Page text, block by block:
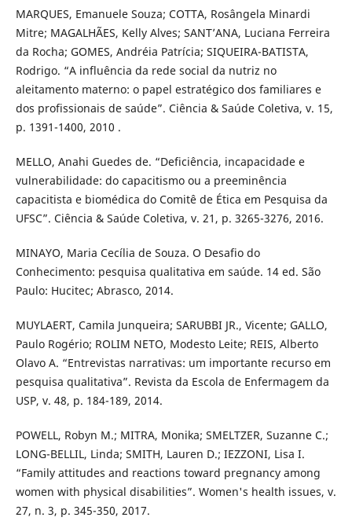
MARQUES, Emanuele Souza; COTTA, Rosângela Minardi
Mitre; MAGALHÃES, Kelly Alves; SANT’ANA, Luciana Ferreira
da Rocha; GOMES, Andréia Patrícia; SIQUEIRA-BATISTA,
Rodrigo. “A influência da rede social da nutriz no
aleitamento materno: o papel estratégico dos familiares e
dos profissionais de saúde”. Ciência & Saúde Coletiva, v. 15,
p. 1391-1400, 2010 .
MELLO, Anahi Guedes de. “Deficiência, incapacidade e
vulnerabilidade: do capacitismo ou a preeminência
capacitista e biomédica do Comitê de Ética em Pesquisa da
UFSC”. Ciência & Saúde Coletiva, v. 21, p. 3265-3276, 2016.
MINAYO, Maria Cecília de Souza. O Desafio do
Conhecimento: pesquisa qualitativa em saúde. 14 ed. São
Paulo: Hucitec; Abrasco, 2014.
MUYLAERT, Camila Junqueira; SARUBBI JR., Vicente; GALLO,
Paulo Rogério; ROLIM NETO, Modesto Leite; REIS, Alberto
Olavo A. “Entrevistas narrativas: um importante recurso em
pesquisa qualitativa”. Revista da Escola de Enfermagem da
USP, v. 48, p. 184-189, 2014.
POWELL, Robyn M.; MITRA, Monika; SMELTZER, Suzanne C.;
LONG-BELLIL, Linda; SMITH, Lauren D.; IEZZONI, Lisa I.
“Family attitudes and reactions toward pregnancy among
women with physical disabilities”. Women's health issues, v.
27, n. 3, p. 345-350, 2017.